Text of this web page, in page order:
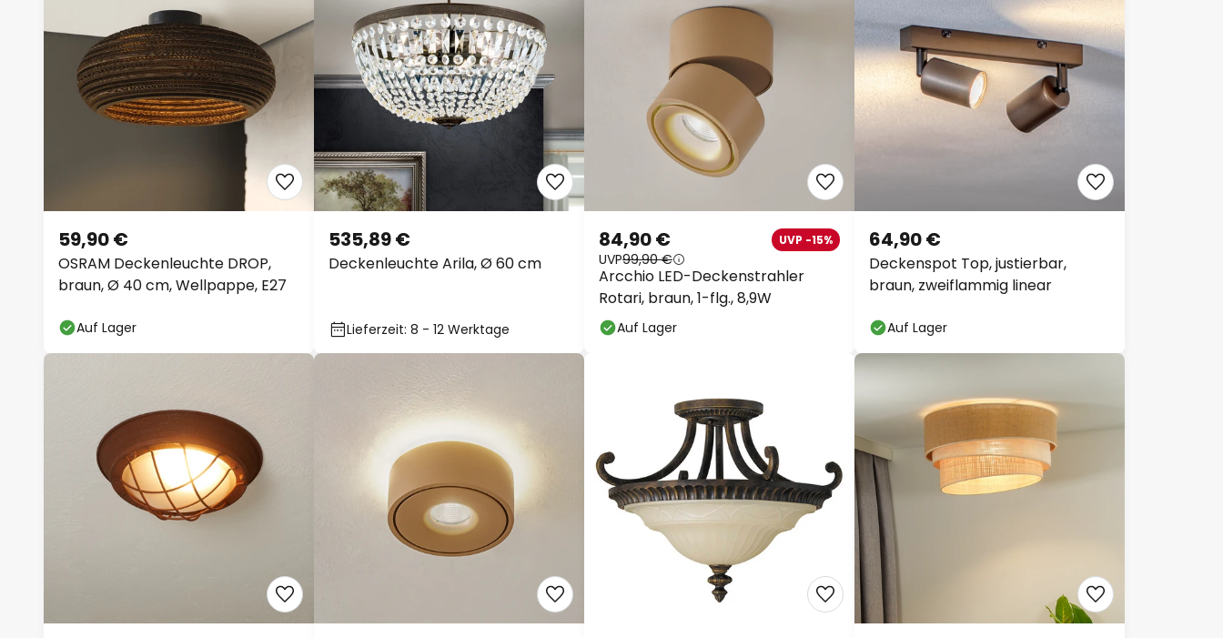
OSRAM Deckenleuchte DROP,
braun, Ø 40 cm, Wellpappe, E27
59,90 €
Auf Lager
Deckenleuchte Arila, Ø 60 cm
535,89 €
Lieferzeit: 8 - 12 Werktage
Arcchio LED-Deckenstrahler
Rotari, braun, 1-flg., 8,9W
84,90 € UVP -15%
UVP99,90 €
Auf Lager
Deckenspot Top, justierbar,
braun, zweiflammig linear
64,90 €
Auf Lager